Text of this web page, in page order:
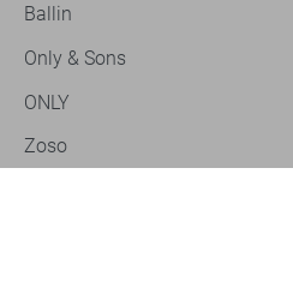
Ballin
Only & Sons
ONLY
Zoso